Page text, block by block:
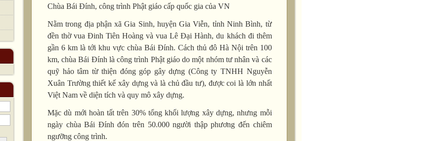
Chùa Bái Đính, công trình Phật giáo cấp quốc gia của VN
Nằm trong địa phận xã Gia Sinh, huyện Gia Viễn, tỉnh Ninh Bình, từ
đền thờ vua Đinh Tiên Hoàng và vua Lê Đại Hành, du khách đi thêm
gần 6 km là tới khu vực chùa Bái Đính. Cách thủ đô Hà Nội trên 100
km, chùa Bái Đính là công trình Phật giáo do một nhóm tư nhân và các
quỹ hảo tâm từ thiện đóng góp gây dựng (Công ty TNHH Nguyễn
Xuân Trường thiết kế xây dựng và là chủ đầu tư), được coi là lớn nhất
Việt Nam về diện tích và quy mô xây dựng.
Mặc dù mới hoàn tất trên 30% tổng khối lượng xây dựng, nhưng mỗi
ngày chùa Bái Đính đón trên 50.000 người thập phương đến chiêm
ngưỡng công trình.